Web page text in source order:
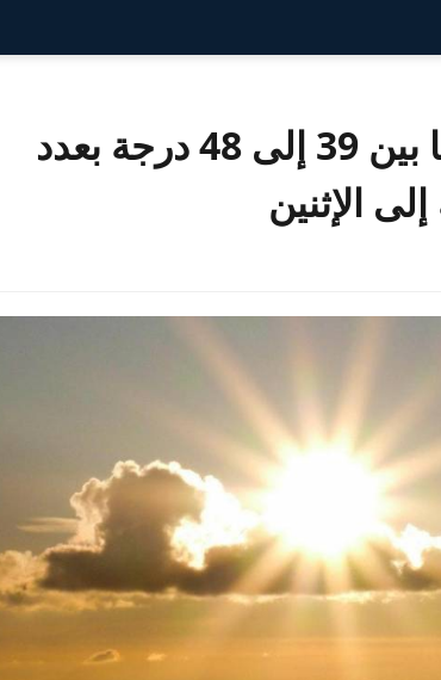
نشرة آنذارية تتوقع موجة حر ما بين 39 إلى 48 درجة بعدد
الإثنين